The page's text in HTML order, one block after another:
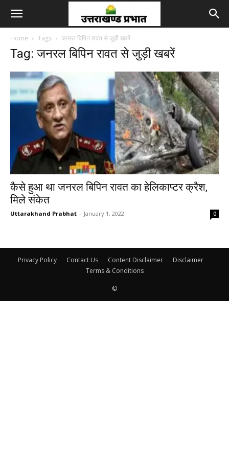
Home Tags जनरल बिपिन रावत से जुड़ी खबरें
Tag: जनरल बिपिन रावत से जुड़ी खबरें
कैसे हुआ था जनरल बिपिन रावत का हेलिकाप्‍टर क्रैश,
मिले संकेत
Uttarakhand Prabhat - January 1, 2022 0
Privacy Policy Contact Us Content Disclaimer
Disclaimer
Terms & Conditions
©